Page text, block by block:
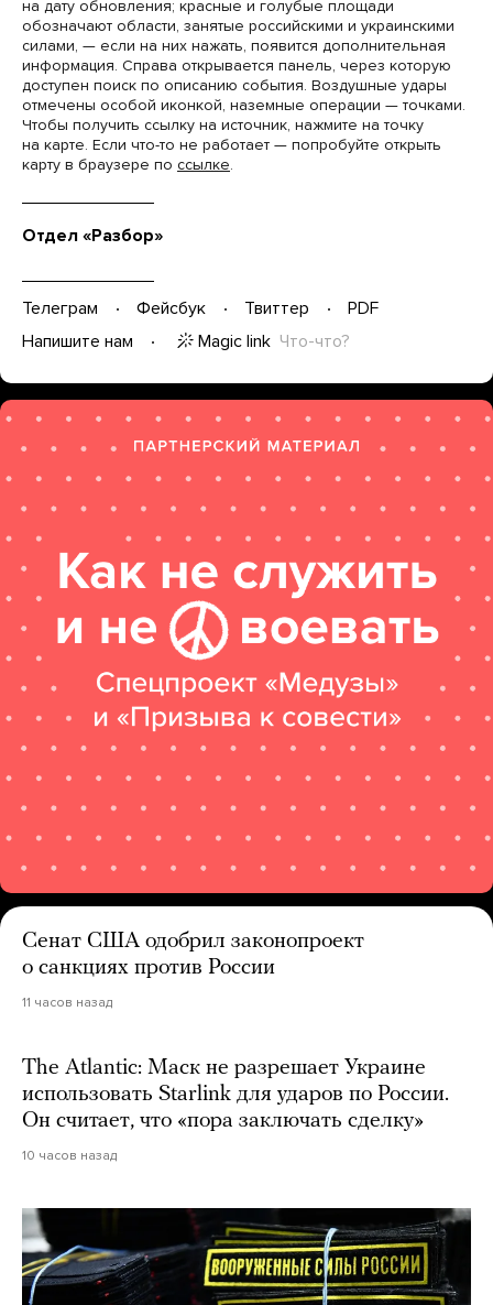
на дату обновления; красные и голубые площади
обозначают области, занятые российскими и украинскими
силами, — если на них нажать, появится дополнительная
информация. Справа открывается панель, через которую
доступен поиск по описанию события. Воздушные удары
отмечены особой иконкой, наземные операции — точками.
Чтобы получить ссылку на источник, нажмите на точку
на карте. Если что-то не работает — попробуйте открыть
карту в браузере по ссылке.
Отдел «Разбор»
Телеграм Фейсбук Твиттер
PDF
Напишите нам
Magic link Что-что?
Сенат США одобрил законопроект
о санкциях против России
11 часов назад
The Atlantic: Маск не разрешает Украине
использовать Starlink для ударов по России.
Он считает, что «пора заключать сделку»
10 часов назад